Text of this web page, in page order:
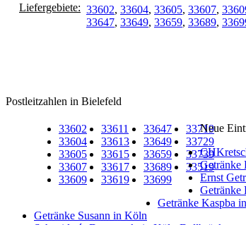
Liefergebiete: 33602, 33604, 33605, 33607,
33647, 33649, 33659, 33689,
Postleitzahlen in Bielefeld
33602
33604
33605
33607
33609
33611
33613
33615
33617
33619
33647
33649
33659
33689
33699
33719
33729
33739
33519
Neue
Getränke
Ernst
Getränke
Getränke Kaspba
Getränke Susann in Köln